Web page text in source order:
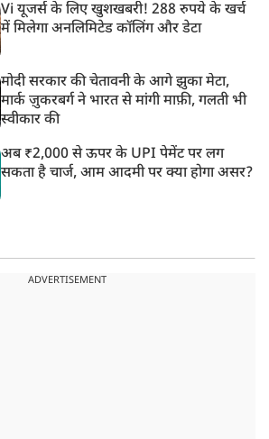
Vi यूजर्स के लिए खुशखबरी! 288 रुपये के खर्च
में मिलेगा अनलिमिटेड कॉलिंग और डेटा
मोदी सरकार की चेतावनी के आगे झुका मेटा,
मार्क ज़ुकरबर्ग ने भारत से मांगी माफ़ी, गलती भी
स्वीकार की
अब ₹2,000 से ऊपर के UPI पेमेंट पर लग
सकता है चार्ज, आम आदमी पर क्या होगा असर?
ADVERTISEMENT